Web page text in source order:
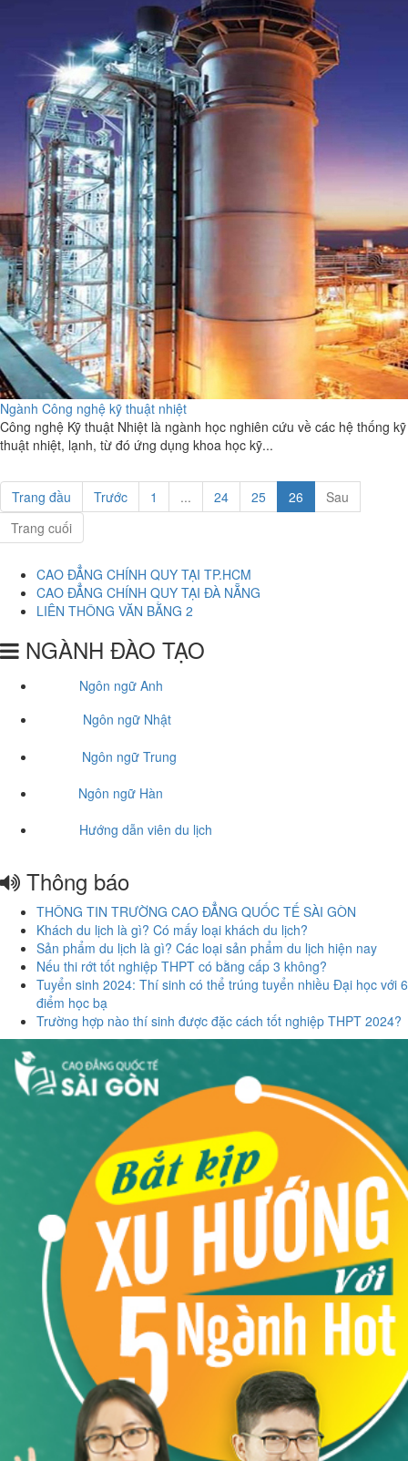
Ngành Công nghệ kỹ thuật nhiệt
Công nghệ Kỹ thuật Nhiệt là ngành học nghiên cứu về các hệ thống kỹ
thuật nhiệt, lạnh, từ đó ứng dụng khoa học kỹ...
Trang đầu Trước 1 ... 24 25 26
Sau
Trang cuối
CAO ĐẲNG CHÍNH QUY TẠI TP.HCM
CAO ĐẲNG CHÍNH QUY TẠI ĐÀ NẴNG
LIÊN THÔNG VĂN BẰNG 2
NGÀNH ĐÀO TẠO
Ngôn ngữ Anh
Ngôn ngữ Nhật
Ngôn ngữ Trung
Ngôn ngữ Hàn
Hướng dẫn viên du lịch
Thông báo
THÔNG TIN TRƯỜNG CAO ĐẲNG QUỐC TẾ SÀI GÒN
Khách du lịch là gì? Có mấy loại khách du lịch?
Sản phẩm du lịch là gì? Các loại sản phẩm du lịch hiện nay
Nếu thi rớt tốt nghiệp THPT có bằng cấp 3 không?
Tuyển sinh 2024: Thí sinh có thể trúng tuyển nhiều Đại học với 6
điểm học bạ
Trường hợp nào thí sinh được đặc cách tốt nghiệp THPT 2024?